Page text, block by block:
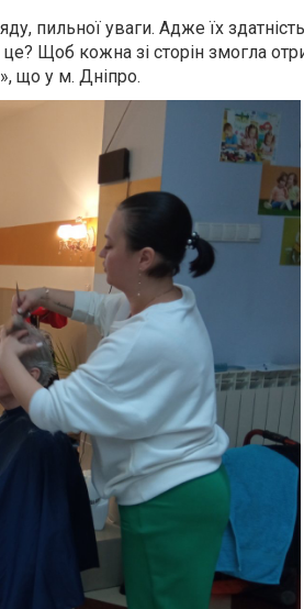
пильної уваги. Адже їх
Щоб кожна зі сторін змогла
що у м. Дніпро.